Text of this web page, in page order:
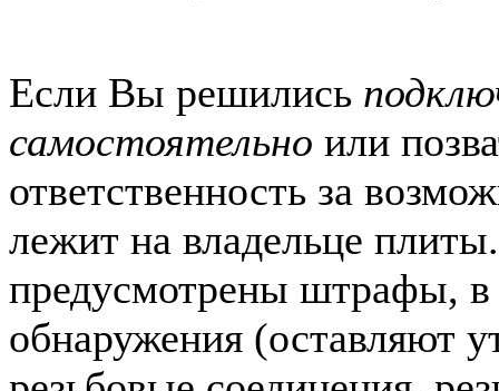
Если Вы решились
самостоятельно или
ответственность за
лежит на владельце
предусмотрены штрафы, в
обнаружения (оставляют